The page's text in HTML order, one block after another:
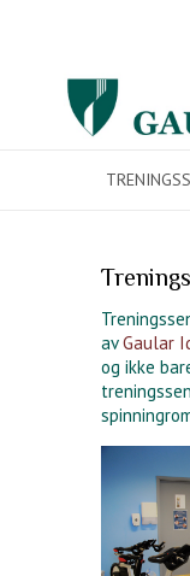
avGaular
og ikke